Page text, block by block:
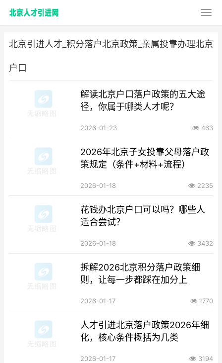
北京引进人才_积分落户北京政策_亲属投靠办理北京
户口
解读北京户口落户政策的五大途
径，你属于哪类人才呢？
2026-01-23 463
2026年北京子女投靠父母落户政
策规定（条件+材料+流程）
2026-01-18 2235
花钱办北京户口可以吗？哪些人
适合尝试？
2026-01-18 3432
拆解2026北京积分落户政策细
则，让每一步都踩在加分上
2026-01-17 1770
人才引进北京落户政策2026年细
化，核心条件概括为几类
2026-01-17 3194